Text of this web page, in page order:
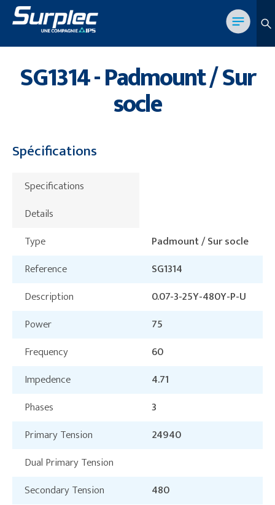
SG1314 - Padmount / Sur
socle
Spécifications
Specifications
Details
Type
Padmount / Sur socle
Reference
SG1314
Description
0.07-3-25Y-480Y-P-U
Power
75
Frequency
60
Impedence
4.71
Phases
3
Primary Tension
24940
Dual Primary Tension
Secondary Tension
480